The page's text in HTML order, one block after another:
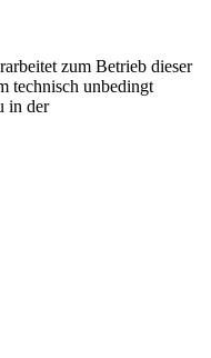
zum Betrieb dieser
technisch unbedingt
in der